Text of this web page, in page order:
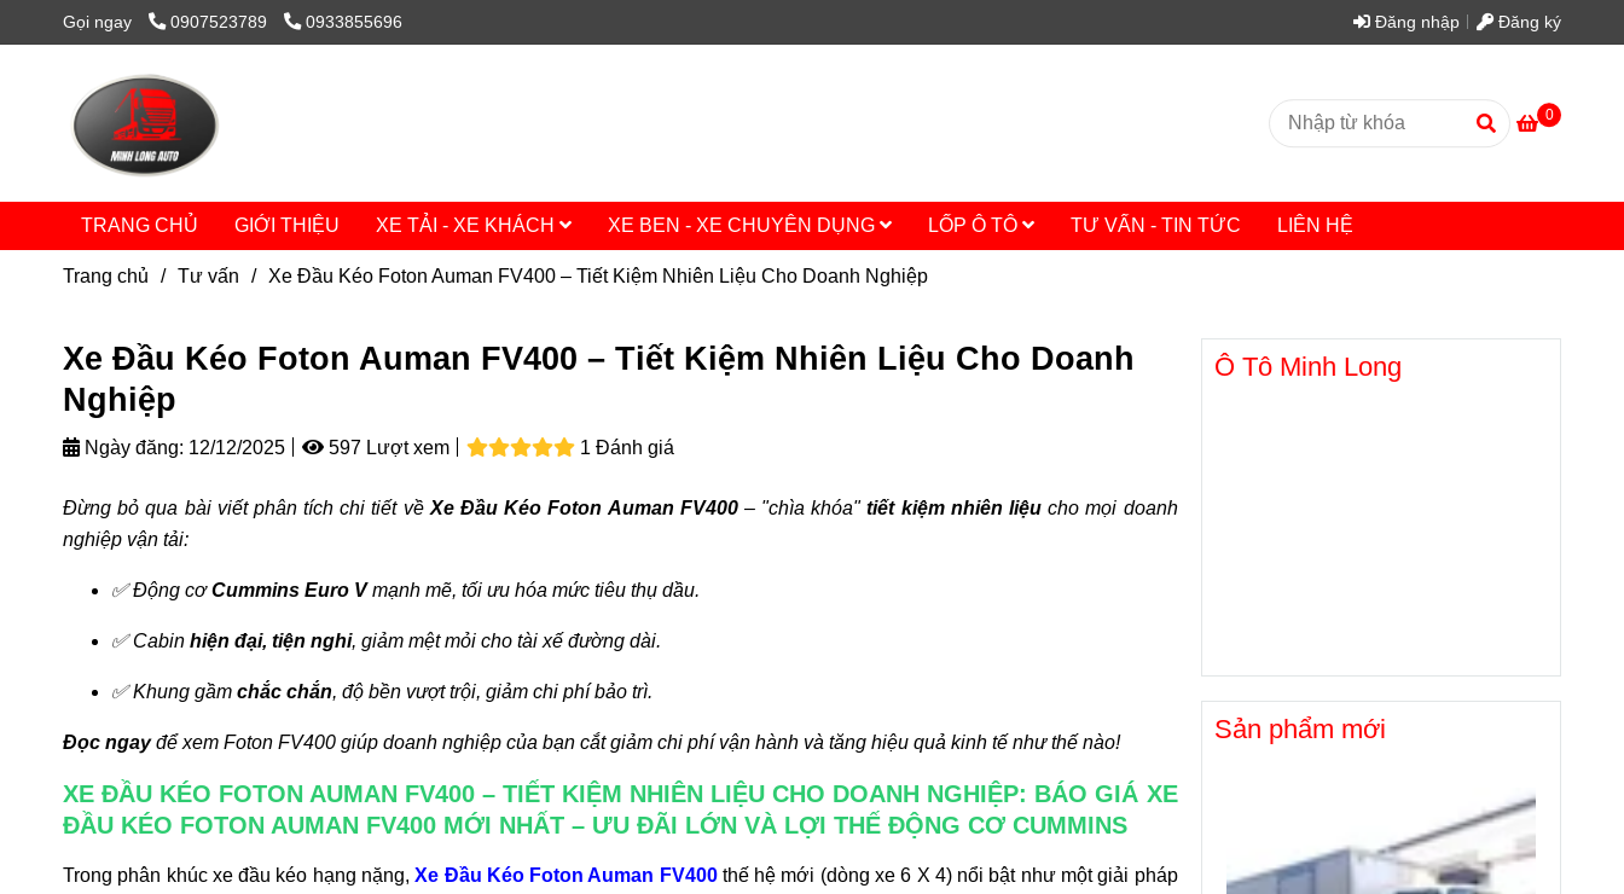
Gọi ngay 0907523789 0933855696 Đăng nhập Đăng ký
0
TRANG CHỦ GIỚI THIỆU XE TẢI - XE KHÁCH XE BEN - XE CHUYÊN DỤNG LỐP Ô TÔ TƯ VẤN - TIN TỨC LIÊN HỆ
Trang chủ / Tư vấn / Xe Đầu Kéo Foton Auman FV400 – Tiết Kiệm Nhiên Liệu Cho Doanh Nghiệp
Xe Đầu Kéo Foton Auman FV400 – Tiết Kiệm Nhiên Liệu Cho Doanh
Nghiệp
Ngày đăng: 12/12/2025 597 Lượt xem 1 Đánh giá
Đừng bỏ qua bài viết phân tích chi tiết về Xe Đầu Kéo Foton Auman FV400– "chìa khóa"tiết kiệm nhiên liệu cho mọi doanh
nghiệp vận tải:
✅ Động cơCummins Euro Vmạnh mẽ, tối ưu hóa mức tiêu thụ dầu.
✅ Cabin hiện đại, tiện nghi, giảm mệt mỏi cho tài xế đường dài.
✅ Khung gầm chắc chắn, độ bền vượt trội, giảm chi phí bảo trì.
Đọc ngayđể xem Foton FV400 giúp doanh nghiệp của bạn cắt giảm chi phí vận hành và tăng hiệu quả kinh tế như thế nào!
XE ĐẦU KÉO FOTON AUMAN FV400 – TIẾT KIỆM NHIÊN LIỆU CHO DOANH NGHIỆP: BÁO GIÁ XE
ĐẦU KÉO FOTON AUMAN FV400 MỚI NHẤT – ƯU ĐÃI LỚN VÀ LỢI THẾ ĐỘNG CƠ CUMMINS
Trong phân khúc xe đầu kéo hạng nặng,Xe Đầu Kéo Foton Auman FV400thế hệ mới (dòng xe 6 X 4) nổi bật như một giải pháp
Ô Tô Minh Long
Sản phẩm mới